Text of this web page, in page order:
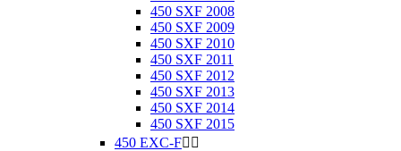
450 SXF 2008
450 SXF 2009
450 SXF 2010
450 SXF 2011
450 SXF 2012
450 SXF 2013
450 SXF 2014
450 SXF 2015
450 EXC-F 